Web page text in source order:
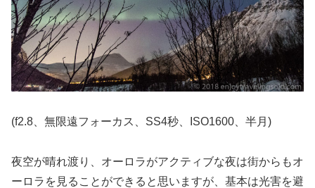
(f2.8、無限遠フォーカス、SS4秒、ISO1600、半月)
夜空が晴れ渡り、オーロラがアクティブな夜は街からもオ
ーロラを見ることができると思いますが、基本は光害を避